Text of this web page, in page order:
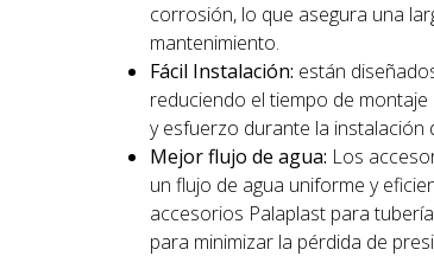
corrosión, lo que asegura una
mantenimiento.
Fácil Instalación: están
reduciendo el tiempo de
y esfuerzo durante la instalación
Mejor flujo de agua: Los
un flujo de agua uniforme y
accesorios Palaplast para
para minimizar la pérdida de